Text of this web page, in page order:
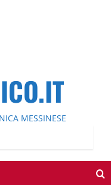
MESSINESE